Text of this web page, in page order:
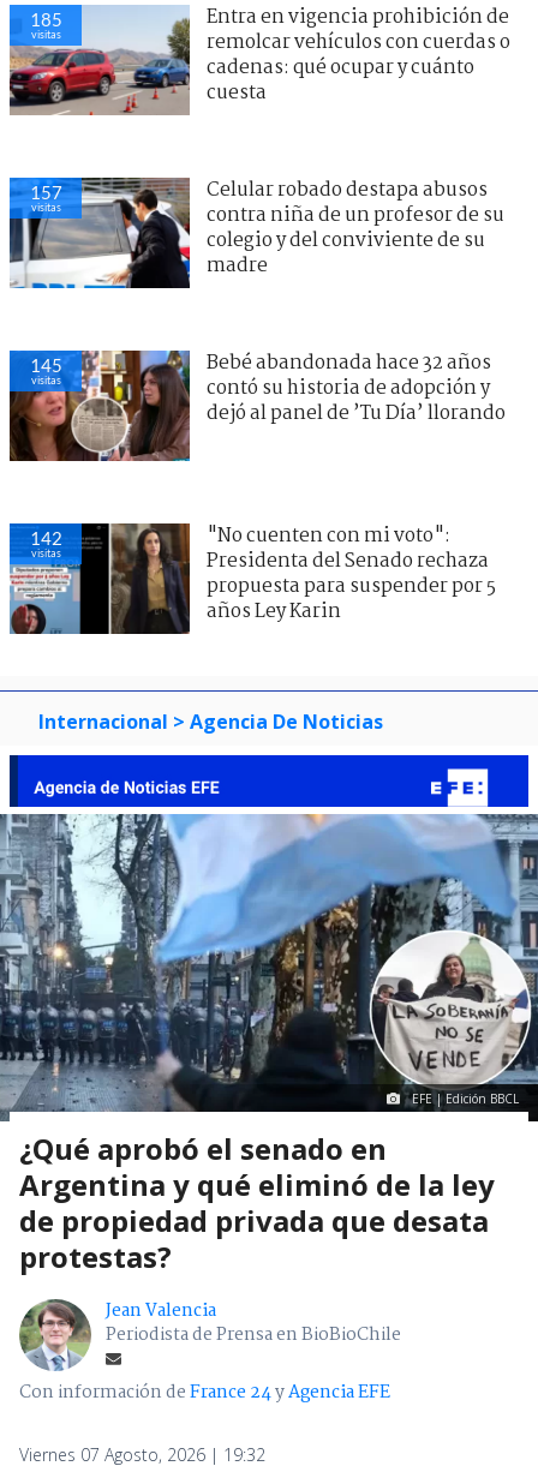
185
visitas
Entra en vigencia prohibición de
remolcar vehículos con cuerdas o
cadenas: qué ocupar y cuánto
cuesta
157
visitas
Celular robado destapa abusos
contra niña de un profesor de su
colegio y del conviviente de su
madre
145
visitas
Bebé abandonada hace 32 años
contó su historia de adopción y
dejó al panel de ’Tu Día’ llorando
142
visitas
"No cuenten con mi voto":
Presidenta del Senado rechaza
propuesta para suspender por 5
años Ley Karin
Internacional > Agencia De Noticias
EFE | Edición BBCL
¿Qué aprobó el senado en
Argentina y qué eliminó de la ley
de propiedad privada que desata
protestas?
Jean Valencia
Periodista de Prensa en BioBioChile
Con información deFrance 24yAgencia EFE
Viernes 07 Agosto, 2026 | 19:32